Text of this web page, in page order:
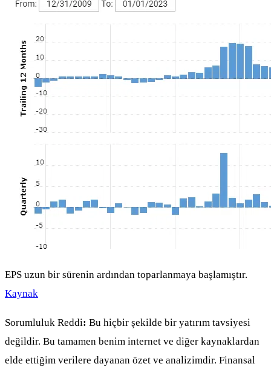
EPS uzun bir sürenin ardından toparlanmaya başlamıştır.
Kaynak
Sorumluluk Reddi: Bu hiçbir şekilde bir yatırım tavsiyesi
değildir. Bu tamamen benim internet ve diğer kaynaklardan
elde ettiğim verilere dayanan özet ve analizimdir. Finansal